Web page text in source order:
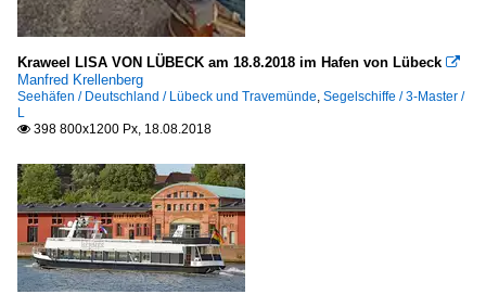
Kraweel LISA VON LÜBECK am 18.8.2018 im Hafen von Lübeck 
Manfred Krellenberg
Seehäfen / Deutschland / Lübeck und Travemünde, Segelschiffe / 3-Master /
L
 398 800x1200 Px, 18.08.2018